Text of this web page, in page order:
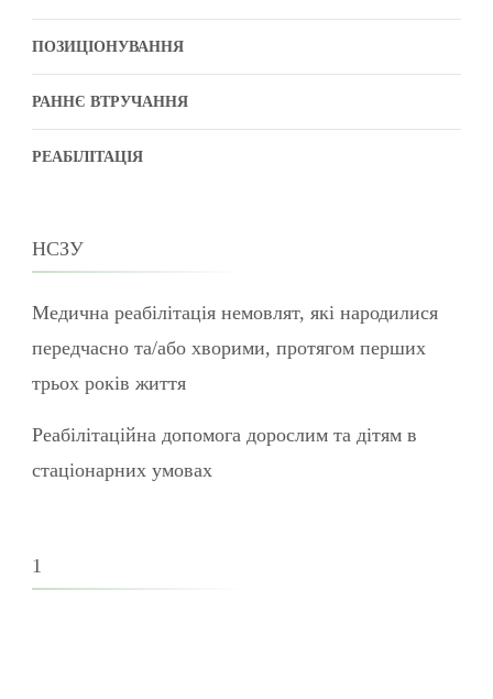
ПОЗИЦІОНУВАННЯ
РАННЄ ВТРУЧАННЯ
РЕАБІЛІТАЦІЯ
НСЗУ
Медична реабілітація немовлят, які народилися
передчасно та/або хворими, протягом перших
трьох років життя
Реабілітаційна допомога дорослим та дітям в
стаціонарних умовах
1